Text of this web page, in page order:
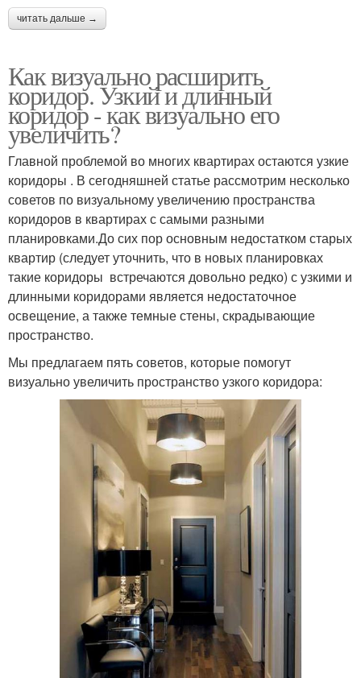
читать дальше →
Как визуально расширить
коридор. Узкий и длинный
коридор - как визуально его
увеличить?
Главной проблемой во многих квартирах остаются узкие
коридоры . В сегодняшней статье рассмотрим несколько
советов по визуальному увеличению пространства
коридоров в квартирах с самыми разными
планировками.До сих пор основным недостатком старых
квартир (следует уточнить, что в новых планировках
такие коридоры встречаются довольно редко) с узкими и
длинными коридорами является недостаточное
освещение, а также темные стены, скрадывающие
пространство.
Мы предлагаем пять советов, которые помогут
визуально увеличить пространство узкого коридора: